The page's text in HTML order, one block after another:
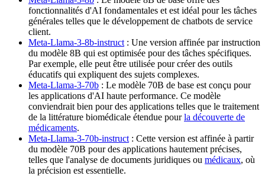
fonctionnalités d'AI fondamentales et est idéal pour les tâches
générales telles que le développement de chatbots de service
client.
Meta-Llama-3-8b-instruct : Une version affinée par instruction
du modèle 8B qui est optimisée pour des tâches spécifiques.
Par exemple, elle peut être utilisée pour créer des outils
éducatifs qui expliquent des sujets complexes.
Meta-Llama-3-70b : Le modèle 70B de base est conçu pour
les applications d'AI haute performance. Ce modèle
conviendrait bien pour des applications telles que le traitement
de la littérature biomédicale étendue pourla découverte de
médicaments.
Meta-Llama-3-70b-instruct : Cette version est affinée à partir
du modèle 70B pour des applications hautement précises,
telles que l'analyse de documents juridiques ou médicaux, où
la précision est essentielle.